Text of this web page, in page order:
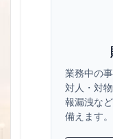
業務中の
対人・対
報漏洩な
備えます。